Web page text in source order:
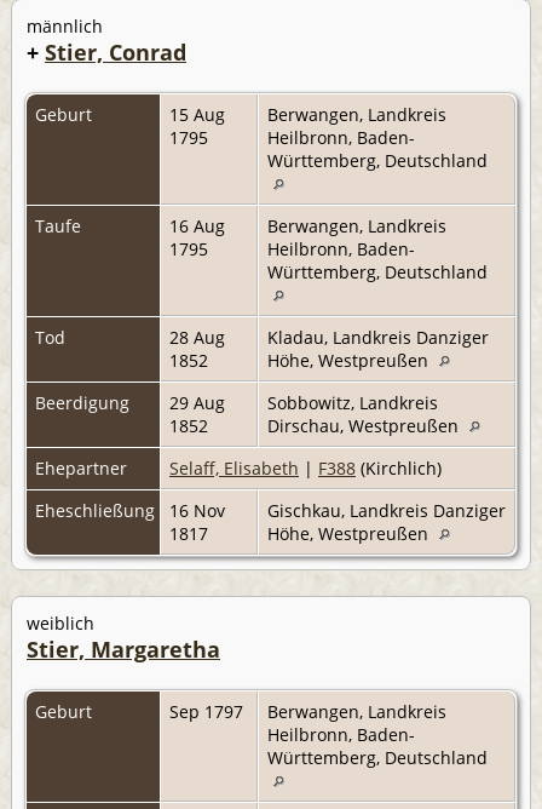
männlich
+ Stier, Conrad
Geburt
15 Aug
1795
Berwangen, Landkreis
Heilbronn, Baden-
Württemberg, Deutschland
Taufe
16 Aug
1795
Berwangen, Landkreis
Heilbronn, Baden-
Württemberg, Deutschland
Tod
28 Aug
1852
Kladau, Landkreis Danziger
Höhe, Westpreußen
Beerdigung
29 Aug
1852
Sobbowitz, Landkreis
Dirschau, Westpreußen
Ehepartner
Selaff, Elisabeth | F388 (Kirchlich)
Eheschließung
16 Nov
1817
Gischkau, Landkreis Danziger
Höhe, Westpreußen
weiblich
Stier, Margaretha
Geburt Sep 1797
Berwangen, Landkreis
Heilbronn, Baden-
Württemberg, Deutschland